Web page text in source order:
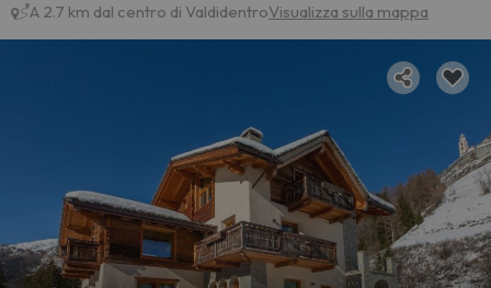
A 2.7 km dal centro di ValdidentroVisualizza sulla mappa